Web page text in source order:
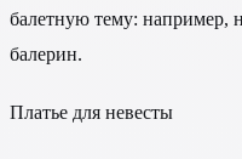
балетную тему: например,
балерин.
Платье для невесты